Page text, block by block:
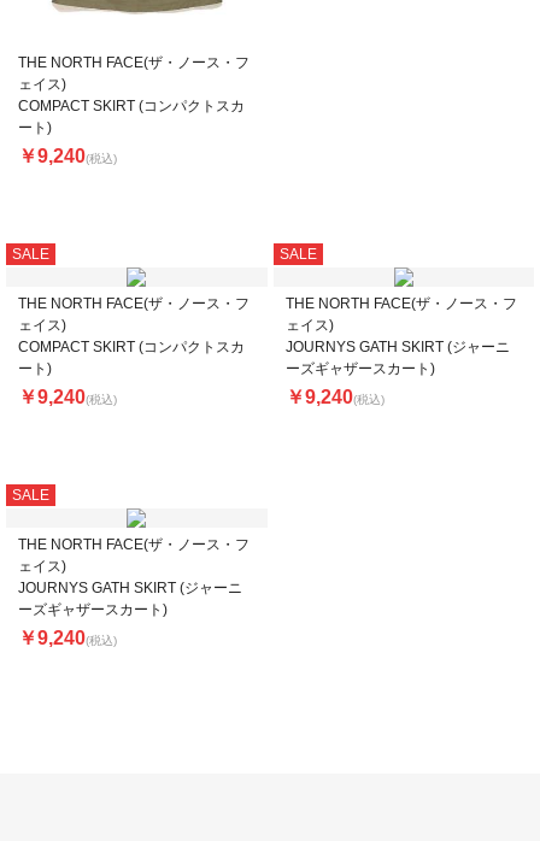
THE NORTH FACE(ザ・ノース・フ
ェイス)
COMPACT SKIRT (コンパクトスカ
ート)
￥9,240(税込)
SALE
THE NORTH FACE(ザ・ノース・フ
ェイス)
COMPACT SKIRT (コンパクトスカ
ート)
￥9,240(税込)
SALE
THE NORTH FACE(ザ・ノース・フ
ェイス)
JOURNYS GATH SKIRT (ジャーニ
ーズギャザースカート)
￥9,240(税込)
SALE
THE NORTH FACE(ザ・ノース・フ
ェイス)
JOURNYS GATH SKIRT (ジャーニ
ーズギャザースカート)
￥9,240(税込)